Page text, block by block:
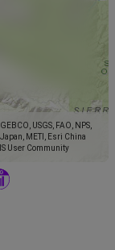
USGS, FAO, NPS,
METI, Esri China
User Community